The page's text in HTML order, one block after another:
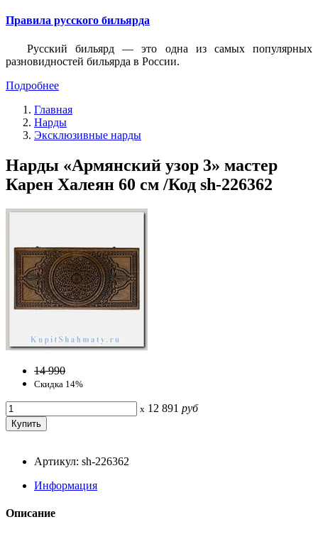
Правила русского бильярда
Русский бильярд — это одна из самых популярных
разновидностей бильярда в России.
Подробнее
Главная
Нарды
Эксклюзивные нарды
Нарды «Армянский узор 3» мастер
Карен Халеян 60 см /Код sh-226362
14 990
Скидка 14%
x 12 891 руб
Артикул: sh-226362
Информация
Описание